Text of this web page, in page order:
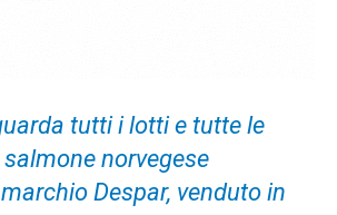
tutti i lotti e tutte le
norvegese
Despar, venduto in